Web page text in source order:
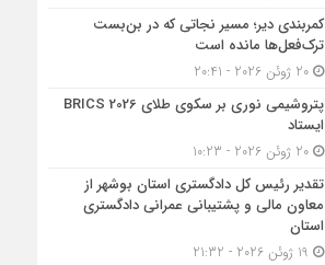
کمربندی دیر؛ مسیر نجاتی که در بن‌بست
ترک‌فعل‌ها مانده است
20 ژوئن 2026 - 20:41
پتروشیمی نوری بر سکوی طلای BRICS 2026
ایستاد
20 ژوئن 2026 - 10:23
تقدیر رئیس کل دادگستری استان بوشهر از
معاون مالی و پشتیبانی عمرانی دادگستری
استان